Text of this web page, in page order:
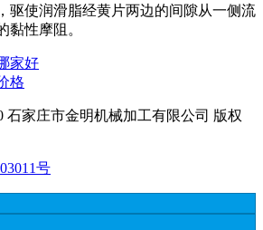
驱使润滑脂经黄片两边的间隙从一侧流
黏性摩阻。
家好
格
石家庄市金明机械加工有限公司 版权
号